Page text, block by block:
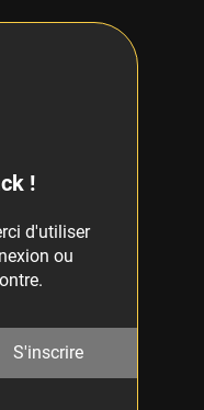
!
d'utiliser
ou
S'inscrire